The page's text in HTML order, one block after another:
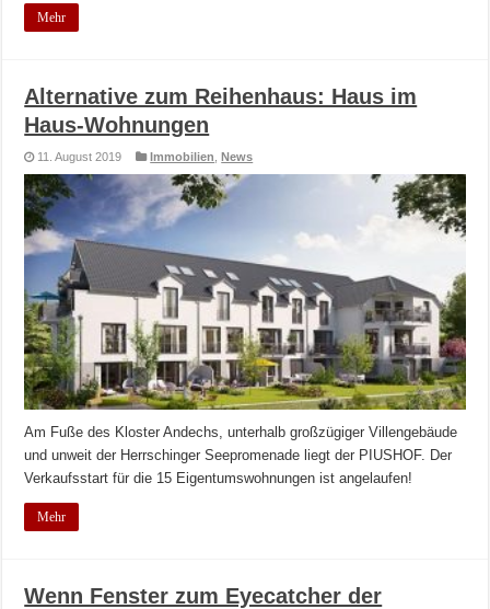
Mehr
Alternative zum Reihenhaus: Haus im
Haus-Wohnungen
11. August 2019 Immobilien ,News
Am Fuße des Kloster Andechs, unterhalb großzügiger Villengebäude
und unweit der Herrschinger Seepromenade liegt der PIUSHOF. Der
Verkaufsstart für die 15 Eigentumswohnungen ist angelaufen!
Mehr
Wenn Fenster zum Eyecatcher der